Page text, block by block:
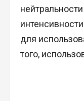
для
того,